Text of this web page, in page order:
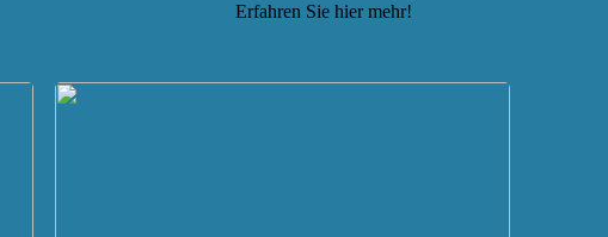
Erfahren Sie hier mehr!